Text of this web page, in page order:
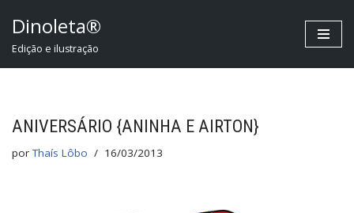
Pular
Dinoleta®
Edição e ilustração
ANIVERSÁRIO {ANINHA E AIRTON}
porThaís Lôbo 16/03/2013